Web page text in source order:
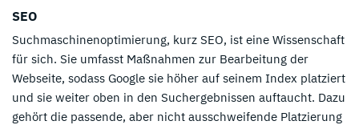
SEO
Suchmaschinenoptimierung, kurz SEO, ist eine Wissenschaft
für sich. Sie umfasst Maßnahmen zur Bearbeitung der
Webseite, sodass Google sie höher auf seinem Index platziert
und sie weiter oben in den Suchergebnissen auftaucht. Dazu
gehört die passende, aber nicht ausschweifende Platzierung